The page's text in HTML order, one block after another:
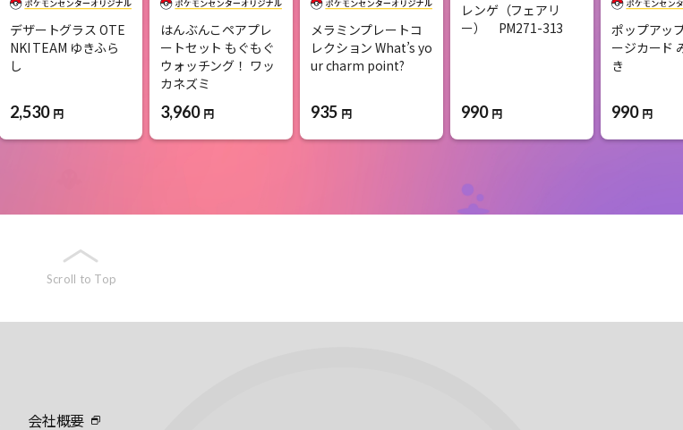
デザートグラス OTE
NKI TEAM ゆきふら
し
2,530 円
はんぶんこペアプレ
ートセット もぐもぐ
ウォッチング！ ワッ
カネズミ
3,960 円
メラミンプレートコ
レクション What’s yo
ur charm point?
935 円
レンゲ（フェアリ
ー） PM271-313
990 円
ポップアッ
ージカード
き
990 円
Scroll to Top
会社概要